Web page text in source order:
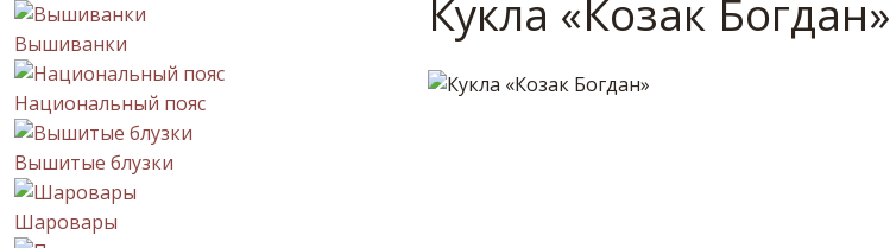
Вышиванки
Национальный пояс
Вышитые блузки
Шаровары
Кукла «Козак Богдан»